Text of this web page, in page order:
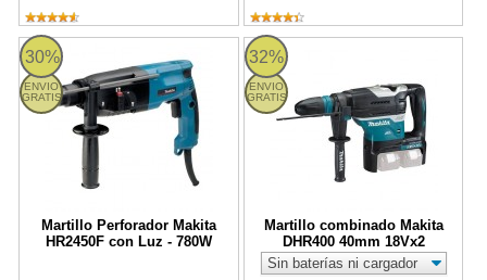
30%
ENVIO
GRATIS
Martillo Perforador Makita
HR2450F con Luz - 780W
Martillo Perforador Makita HR2450F con Luz - 780W
32%
ENVIO
GRATIS
Martillo combinado Makita
DHR400 40mm 18Vx2
Martillo combinado Makita